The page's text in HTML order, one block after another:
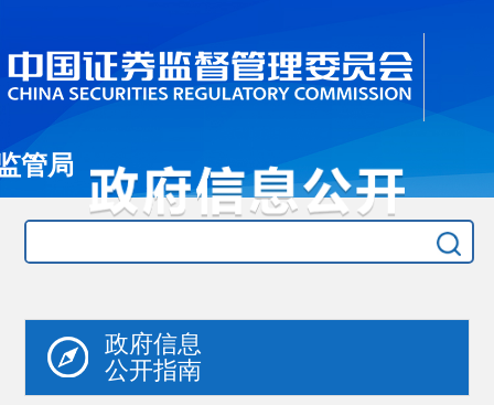
管局
政府信息
公开指南